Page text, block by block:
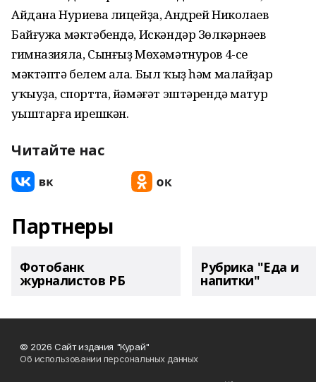
Айдана Нуриева лицейҙа, Андрей Николаев
Байғужа мәктәбендә, Искәндәр Зөлкәрнәев
гимназияла, Сынғыҙ Мөхәмәтнуров 4-се
мәктәптә белем ала. Был ҡыҙ һәм малайҙар
уҡыуҙа, спортта, йәмәғәт эштәрендә матур
уңыштарға ирешкән.
Читайте нас
Партнеры
Фотобанк
журналистов РБ
Рубрика "Еда и
напитки"
© 2026 Сайт издания "Курай"
Об использовании персональных данных